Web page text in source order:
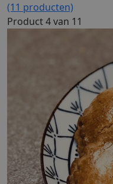
(11 producten)
Product 4 van 11